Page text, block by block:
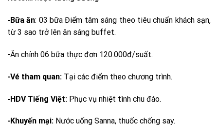
-Bữa ăn: 03 bữa Điểm tâm sáng theo tiêu chuẩn khách sạn,
từ 3 sao trở lên ăn sáng buffet.
-Ăn chính 06 bữa thực đơn 120.000đ/suất.
-Vé tham quan: Tại các điểm theo chương trình.
-HDV Tiếng Việt: Phục vụ nhiệt tình chu đáo.
-Khuyến mại: Nước uống Sanna, thuốc chống say.